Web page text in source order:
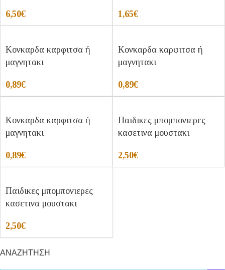
6,50€ 1,65€
Κονκαρδα καρφιτσα ή
μαγνητακι
0,89€
Κονκαρδα καρφιτσα ή
μαγνητακι
0,89€
Κονκαρδα καρφιτσα ή
μαγνητακι
0,89€
Παιδικες μπομπονιερες
κασετινα μουστακι
2,50€
Παιδικες μπομπονιερες
κασετινα μουστακι
2,50€
ΑΝΑΖΗΤΗΣΗ